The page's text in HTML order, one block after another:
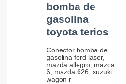
bomba de
gasolina
toyota terios
Conector bomba de
gasolina ford laser,
mazda allegro, mazda
6, mazda 626, suzuki
wagon r